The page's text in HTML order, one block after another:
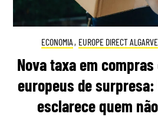
ECONOMIA , EUROPE DIRECT ALGARVE
Nova taxa em compras
europeus de surpresa:
esclarece quem